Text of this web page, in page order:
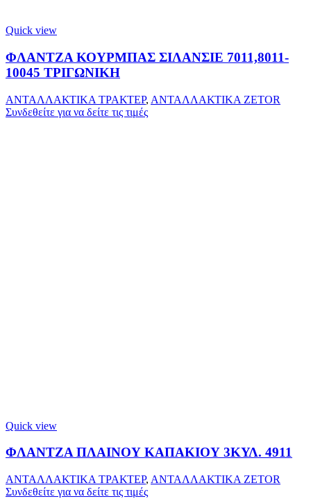
Quick view
ΦΛΑΝΤΖΑ ΚΟΥΡΜΠΑΣ ΣΙΛΑΝΣΙΕ 7011,8011-
10045 ΤΡΙΓΩΝΙΚΗ
ΑΝΤΑΛΛΑΚΤΙΚΑ ΤΡΑΚΤΕΡ, ΑΝΤΑΛΛΑΚΤΙΚΑ ZETOR
Συνδεθείτε για να δείτε τις τιμές
Quick view
ΦΛΑΝΤΖΑ ΠΛΑΙΝΟΥ ΚΑΠΑΚΙΟΥ 3ΚΥΛ. 4911
ΑΝΤΑΛΛΑΚΤΙΚΑ ΤΡΑΚΤΕΡ, ΑΝΤΑΛΛΑΚΤΙΚΑ ZETOR
Συνδεθείτε για να δείτε τις τιμές